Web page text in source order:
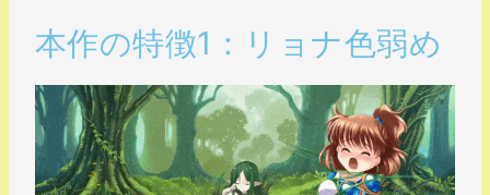
本作の特徴1：リョナ色弱め